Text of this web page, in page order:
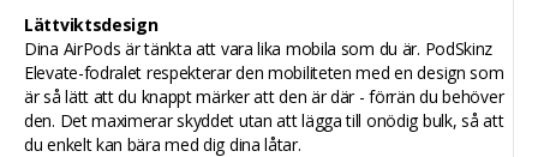
Lättviktsdesign
Dina AirPods är tänkta att vara lika mobila som du är. PodSkinz
Elevate-fodralet respekterar den mobiliteten med en design som
är så lätt att du knappt märker att den är där - förrän du behöver
den. Det maximerar skyddet utan att lägga till onödig bulk, så att
du enkelt kan bära med dig dina låtar.